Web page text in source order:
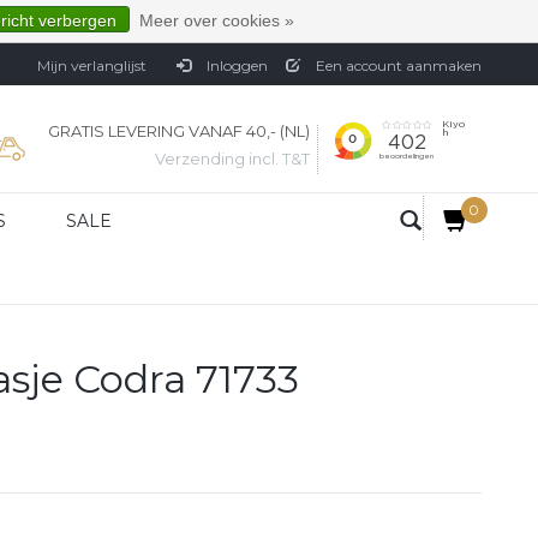
Mijn verlanglijst Inloggen Een account aanmaken
GRATIS LEVERING VANAF 40,- (NL)
Verzending incl. T&T
SALE
0
Codra 71733
verbergen Meer over cookies »